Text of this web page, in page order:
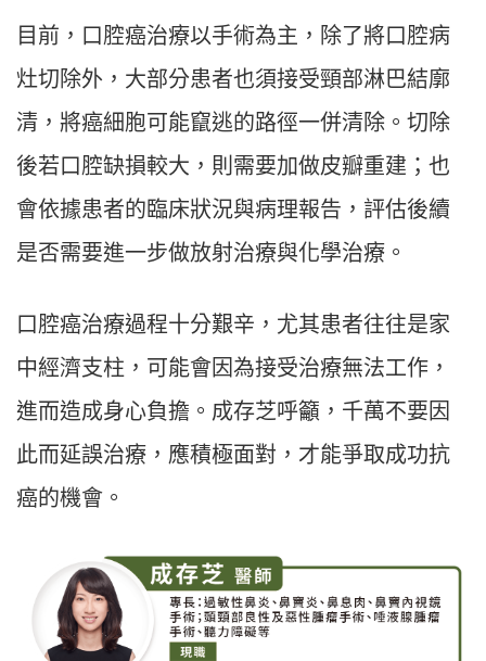
目前，口腔癌治療以手術為主，除了將口腔病
灶切除外，大部分患者也須接受頸部淋巴結廓
清，將癌細胞可能竄逃的路徑一併清除。切除
後若口腔缺損較大，則需要加做皮瓣重建；也
會依據患者的臨床狀況與病理報告，評估後續
是否需要進一步做放射治療與化學治療。
口腔癌治療過程十分艱辛，尤其患者往往是家
中經濟支柱，可能會因為接受治療無法工作，
進而造成身心負擔。成存芝呼籲，千萬不要因
此而延誤治療，應積極面對，才能爭取成功抗
癌的機會。